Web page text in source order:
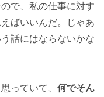
で、私の仕事に対す
ばいいんだ。じゃあ
話にはならないかな
っていて、 何でそん